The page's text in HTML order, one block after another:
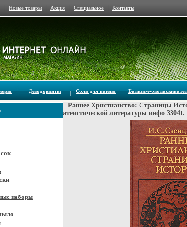
Новые товары Акция Специальное Контакты
Дезодоранты Соль для ванны Бальзам-
наборы
Раннее Христианство: Страницы
атеистической литературы инфо 3304t.